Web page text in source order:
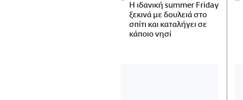
Η ιδανική summer Friday
ξεκινά με δουλειά στο
σπίτι και καταλήγει σε
κάποιο νησί